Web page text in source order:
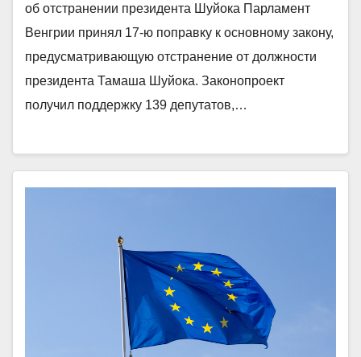
об отстранении президента Шуйока Парламент
Венгрии принял 17-ю поправку к основному закону,
предусматривающую отстранение от должности
президента Тамаша Шуйока. Законопроект
получил поддержку 139 депутатов,…